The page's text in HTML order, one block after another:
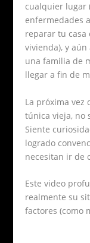
cualquier lugar
enfermedades
reparar tu casa
vivienda), y
una familia de
llegar a fin de
La próxima vez
túnica vieja, no
Siente
logrado
necesitan ir de
Este video
realmente su
factores (como